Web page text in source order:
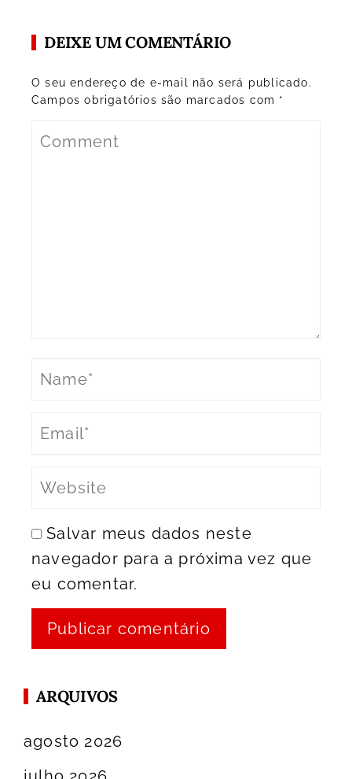
DEIXE UM COMENTÁRIO
O seu endereço de e-mail não será publicado.
Campos obrigatórios são marcados com *
Salvar meus dados neste
navegador para a próxima vez que
eu comentar.
ARQUIVOS
agosto 2026